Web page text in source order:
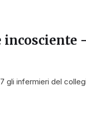
gli infermieri del